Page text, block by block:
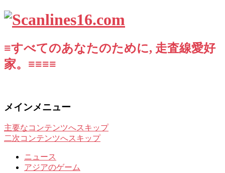
≡すべてのあなたのために, 走査線愛好
家。≡≡≡≡
メインメニュー
主要なコンテンツへスキップ
二次コンテンツへスキップ
ニュース
アジアのゲーム